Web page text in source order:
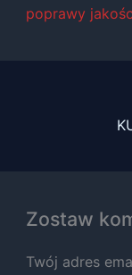
poprawy
Zostaw
Twój adres